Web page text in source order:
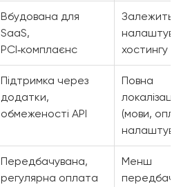
Вбудована для
SaaS,
PCI‑комплаєнс
Залежить
хостингу
Підтримка через
додатки,
обмеженості API
Повна
локалізація
(мови,
Передбачувана,
регулярна оплата
Менш